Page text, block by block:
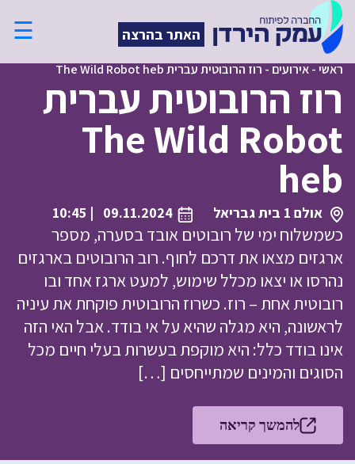
האתר בהרצה ☰
ראשי-אירועים - רוז הרובוטית עברית The Wild Robot heb
רוז הרובוטית עברית
The Wild Robot
heb
אולם 1 בית גבריאל 09.11.2024
| 10:45
כשמשלוח ימי של רובוטים אובד בסערה, מספר
ארגזים מצאו את דרכם לחוף. רוב הרובוטים בארגזים
נהרסו או יצאו מכלל שימוש, למעט ארגז אחד ובו
רובוטית אחת – רוז. כשרוז הרובוטית פוקחת את עיניה
לראשונה, היא מגלה שהיא על אי בודד. אבל האי הזה
אינו בודד כלל: היא מוקפת בעשרות בעלי חיים מכל
הסוגים והמינים שמתייחסים […]
להמשך קריאה